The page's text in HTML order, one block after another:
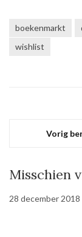
boekenmarkt
wishlist
Vorig
Misschien
28 december 2018